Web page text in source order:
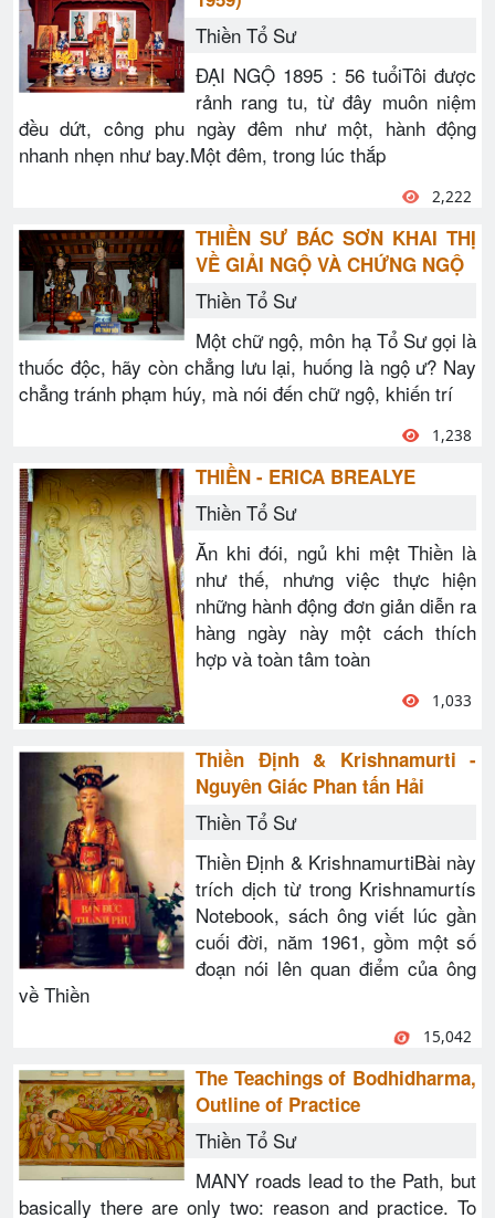
Thiền Tổ Sư
ĐẠI NGỘ 1895 : 56 tuổiTôi được
rảnh rang tu, từ đây muôn niệm
đều dứt, công phu ngày đêm như một, hành động
nhanh nhẹn như bay.Một đêm, trong lúc thắp
2,222
THIỀN SƯ BÁC SƠN KHAI THỊ
VỀ GIẢI NGỘ VÀ CHỨNG NGỘ
Thiền Tổ Sư
Một chữ ngộ, môn hạ Tổ Sư gọi là
thuốc độc, hãy còn chẳng lưu lại, huống là ngộ ư? Nay
chẳng tránh phạm húy, mà nói đến chữ ngộ, khiến trí
1,238
THIỀN - ERICA BREALYE
Thiền Tổ Sư
Ăn khi đói, ngủ khi mệt Thiền là
như thế, nhưng việc thực hiện
những hành động đơn giản diễn ra
hàng ngày này một cách thích
hợp và toàn tâm toàn
1,033
Thiền Định & Krishnamurti -
Nguyên Giác Phan tấn Hải
Thiền Tổ Sư
Thiền Định & KrishnamurtiBài này
trích dịch từ trong Krishnamurtís
Notebook, sách ông viết lúc gần
cuối đời, năm 1961, gồm một số
đoạn nói lên quan điểm của ông
về Thiền
15,042
The Teachings of Bodhidharma,
Outline of Practice
Thiền Tổ Sư
MANY roads lead to the Path, but
basically there are only two: reason and practice. To